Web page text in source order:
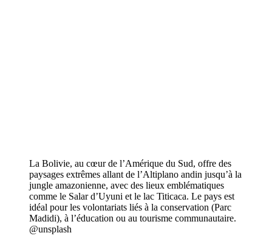
La Bolivie, au cœur de l’Amérique du Sud, offre des
paysages extrêmes allant de l’Altiplano andin jusqu’à la
jungle amazonienne, avec des lieux emblématiques
comme le Salar d’Uyuni et le lac Titicaca. Le pays est
idéal pour les volontariats liés à la conservation (Parc
Madidi), à l’éducation ou au tourisme communautaire.
@unsplash